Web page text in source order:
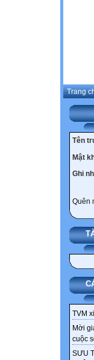
Trang
Tên
Mật
Ghi
Quên
TVM
Mời
cuộc
SƯU